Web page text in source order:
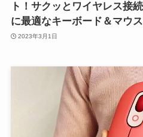
ト！サクッとワイヤレス接
に最適なキーボード＆マウ
2023年3月1日